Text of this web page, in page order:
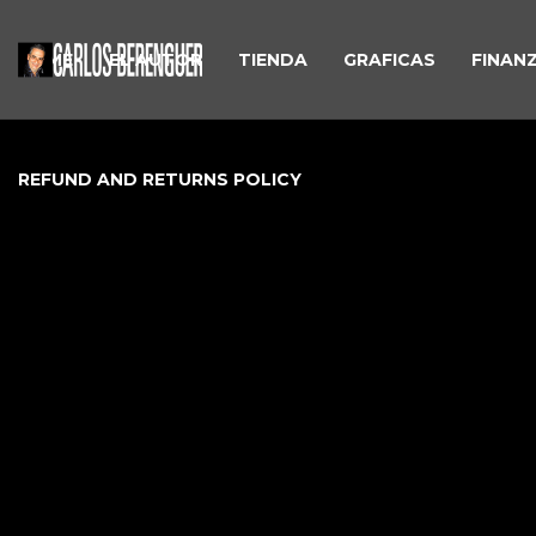
HOME EL AUTOR TIENDA GRAFICAS
REFUND AND RETURNS POLICY